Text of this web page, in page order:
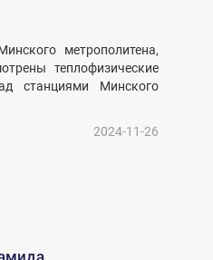
метрополитена,
теплофизические
станциями Минского
2024-11-26